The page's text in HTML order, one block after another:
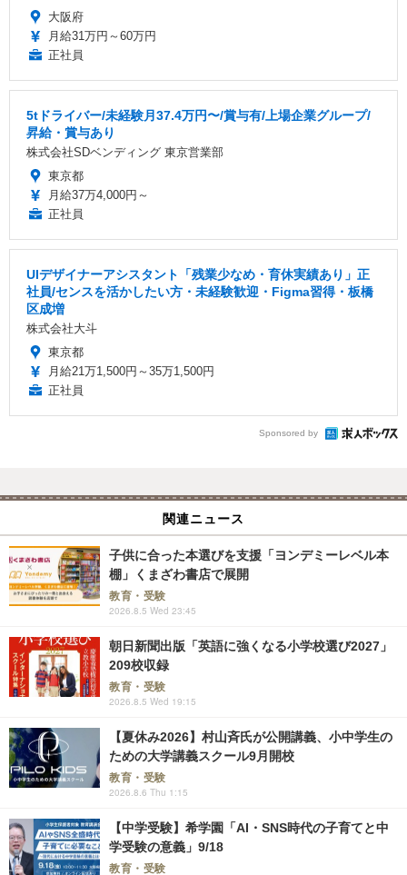
大阪府
月給31万円～60万円
正社員
5tドライバー/未経験月37.4万円〜/賞与有/上場企業グループ/
昇給・賞与あり
株式会社SDベンディング 東京営業部
東京都
月給37万4,000円～
正社員
UIデザイナーアシスタント「残業少なめ・育休実績あり」正
社員/センスを活かしたい方・未経験歓迎・Figma習得・板橋
区成増
株式会社大斗
東京都
月給21万1,500円～35万1,500円
正社員
Sponsored by
関連ニュース
子供に合った本選びを支援「ヨンデミーレベル本
棚」くまざわ書店で展開
教育・受験
2026.8.5 Wed 23:45
朝日新聞出版「英語に強くなる小学校選び2027」
209校収録
教育・受験
2026.8.5 Wed 19:15
【夏休み2026】村山斉氏が公開講義、小中学生の
ための大学講義スクール9月開校
教育・受験
2026.8.6 Thu 1:15
【中学受験】希学園「AI・SNS時代の子育てと中
学受験の意義」9/18
教育・受験